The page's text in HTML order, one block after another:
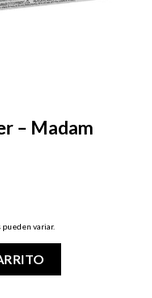
– Madam
variar.